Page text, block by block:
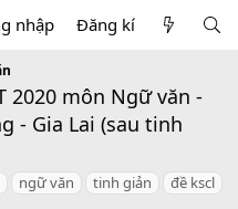
nhập Đăng kí
môn Ngữ văn -
- Gia Lai (sau tinh
ngữ văn tinh giản
đề kscl